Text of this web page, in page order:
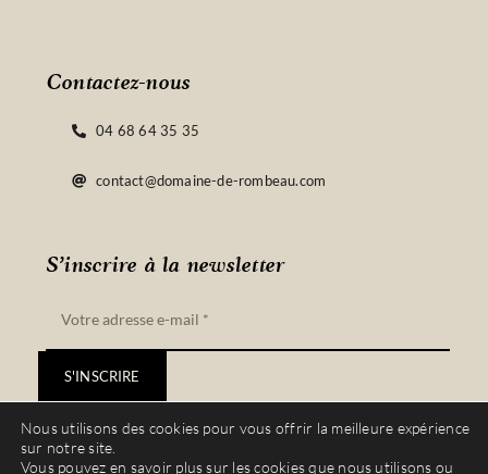
S’inscrire à la newsletter
S'INSCRIRE
Contactez-nous
04 68 64 35 35
contact@domaine-de-rombeau.com
Nous utilisons des cookies pour vous offrir la meilleure expérience
sur notre site.
Vous pouvez en savoir plus sur les cookies que nous utilisons ou